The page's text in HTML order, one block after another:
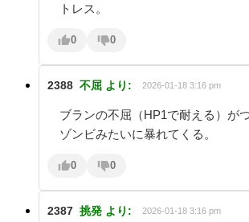
トレス。
0 0
2388 不屈 より: 2026-01-18 3:16 pm
ブランの不屈（HP1で耐える）が
ゾンビみたいに暴れてくる。
0 0
2387 挑発 より: 2026-01-18 3:16 pm